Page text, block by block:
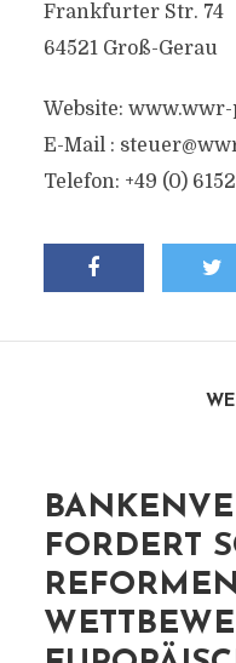
Frankfurter Str. 74
64521 Groß-Gerau
Website:
E-Mail :
Telefon: +49 (0)
FORDERT